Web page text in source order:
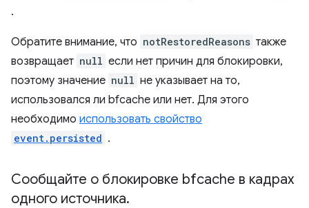
.
Обратите внимание, что notRestoredReasons также
возвращает null если нет причин для блокировки,
поэтому значение null не указывает на то,
использовался ли bfcache или нет. Для этого
необходимо использовать свойство
event.persisted .
Сообщайте о блокировке bfcache в кадрах
одного источника.